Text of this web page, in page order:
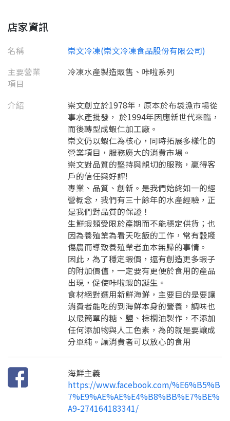
店家資訊
名稱
崇文冷凍(崇文冷凍食品股份有限公司)
主要營業
項目
冷凍水產製造販售、咔啦系列
介紹
崇文創立於1978年，原本於布袋漁市場從
事水產批發， 於1994年因應新世代來臨，
而後轉型成蝦仁加工廠。
崇文仍以蝦仁為核心，同時拓展多樣化的
營業項目，服務廣大的消費市場。
崇文對品質的堅持與親切的服務，贏得客
戶的信任與好評!
專業、品質、創新。是我們始終如一的經
營概念，我們有三十餘年的水產經驗，正
是我們對品質的保證！
生鮮蝦類受限於產期而不能穩定供貨；也
因為養殖業為看天吃飯的工作，常有穀賤
傷農而導致養殖業者血本無歸的事情。
因此，為了穩定蝦價，還有創造更多蝦子
的附加價值，一定要有更便於食用的產品
出現，促使咔啦蝦的誕生。
食材絕對選用新鮮海鮮，主要目的是要讓
消費者能吃的到海鮮本身的營養，調味也
以最簡單的糖、鹽、棕櫚油製作，不添加
任何添加物與人工色素，為的就是要讓成
分單純。讓消費者可以放心的食用
海鮮主義
https://www.facebook.com/%E6%B5%B
7%E9%AE%AE%E4%B8%BB%E7%BE%
A9-274164183341/
要註冊嗎？
嗨~這個 LINE 帳號還沒有註冊過，
只要驗證手機號碼就能完成註冊。
您要繼續嗎？
返回 繼續註冊
請加入LINE好友
請掃描或點擊 QR code
加入「嘉義優鮮」LINE 好友，
才能繼續註冊喔。
點擊加入 LINE 好友
返回 繼續註冊
註冊完成
註冊完成了！
開始填寫申請資料吧~
填寫申請資料
訊息
確認
要申請新產品嗎？
您的申請資料正在等候審查中，
要申請新產品嗎？
查看申請進度 申請新產品
要看申請秘笈嗎？
想知道怎麼做更容易通過審核嗎？
看看申請教學吧！
如果你已經準備好了，
點擊「直接申請」按鈕開始填寫申請表。
返回首頁